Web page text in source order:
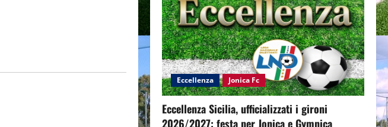
Eccellenza Jonica Fc
Eccellenza Sicilia, ufficializzati i gironi
2026/2027: festa per Jonica e Gymnica